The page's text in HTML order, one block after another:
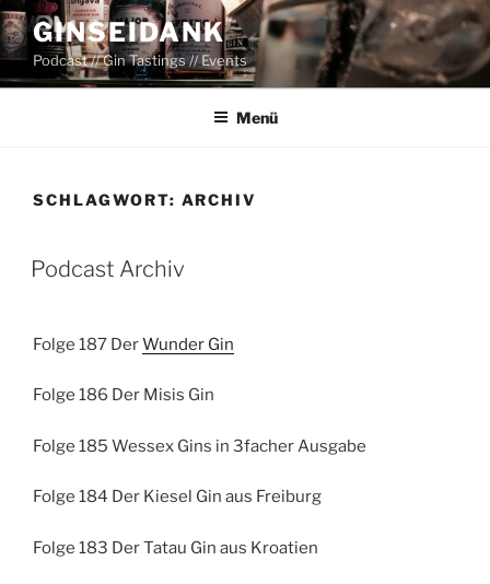
Zum
Inhalt
springen
GINSEIDANK
Podcast // Gin Tastings // Events
Menü
SCHLAGWORT: ARCHIV
Podcast Archiv
Folge 187 DerWunder Gin
Folge 186 Der Misis Gin
Folge 185 Wessex Gins in 3facher Ausgabe
Folge 184 Der Kiesel Gin aus Freiburg
Folge 183 Der Tatau Gin aus Kroatien